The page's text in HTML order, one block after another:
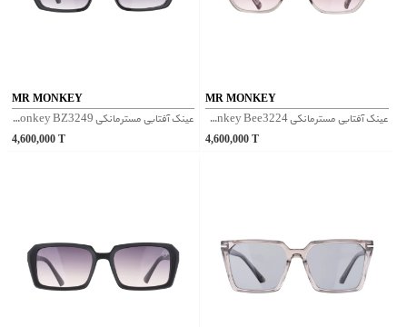
MR MONKEY
عینک آفتابی مسترمانکی Mr Monkey BZ3249 - مشکی
4,600,000T
MR MONKEY
عینک آفتابی مسترمانکی Mr Monkey Bee3224 - صورتی
4,600,000 T